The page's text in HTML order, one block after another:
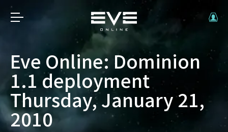
Eve Online: Dominion
1.1 deployment
Thursday, January 21,
2010